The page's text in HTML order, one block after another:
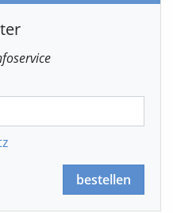
bestellen